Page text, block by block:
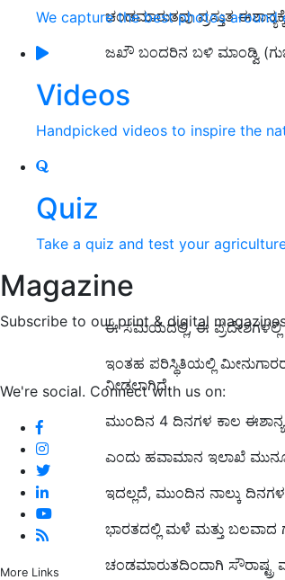
We capture the best photos
Videos
Handpicked videos to inspire the
Quiz
Take a quiz and test your
Magazine
Subscribe to our print & digital
We're social. Connect with us on:
More Links
ಚಂಡಮಾರುತವು ಪ್ರಸ್ತುತ
ಜಖೌ ಬಂದರಿನ ಬಳಿ ಮಾಂಡ್ವಿ
ಈ ಸಮಯದಲ್ಲಿ, ಈ
ಇಂತಹ ಪರಿಸ್ಥಿತಿಯಲ್ಲಿ
ನೀಡಲಾಗಿದೆ.
ಮುಂದಿನ 4 ದಿನಗಳ ಕಾಲ
ಎಂದು ಹವಾಮಾನ ಇಲಾಖೆ
ಇದಲ್ಲದೆ, ಮುಂದಿನ ನಾಲ್ಕು
ಭಾರತದಲ್ಲಿ ಮಳೆ ಮತ್ತು ಬಲವಾದ
ಚಂಡಮಾರುತದಿಂದಾಗಿ